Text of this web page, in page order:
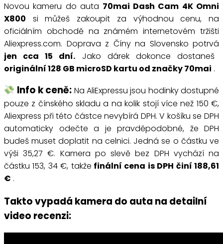
Novou kameru do auta 70mai Dash Cam 4K Omni
X800 si můžeš zakoupit za výhodnou cenu, na
oficiálním obchodě na známém internetovém tržišti
Aliexpress.com. Doprava z Číny na Slovensko potrvá
jen cca 15 dní. Jako dárek dokonce dostaneš
originální 128 GB microSD kartu od značky 70mai .
Info k ceně: Na AliExpressu jsou hodinky dostupné
pouze z čínského skladu a na kolik stojí více než 150 €,
Aliexpress při této částce nevybírá DPH. V košíku se DPH
automaticky odečte a je pravděpodobné, že DPH
budeš muset doplatit na celnici. Jedná se o částku ve
výši 35,27 €. Kamera po slevě bez DPH vychází na
částku 153, 34 €, takže finální cena is DPH činí 188,61
€ .
Takto vypadá kamera do auta na detailní
video recenzi: